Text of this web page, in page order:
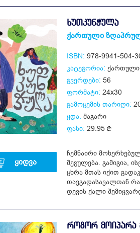
ყიდვა
ᲮᲣᲗᲙᲣᲜᲭᲣᲚᲐ
ქართული
ISBN: 978-9941-504-
კატეგორია: ქართული
გვერდები: 56
ფორმატი: 24x30
გამოცემის თარიღი:
ყდა: მაგარი
ფასი: 29.95
ჩემნაირი
მეგულება. გამიგია,
ცხრა მთას იქით
თავგადასავალთან
დევის ქალი
ᲠᲝᲒᲝᲠ ᲛᲝᲘᲞᲐᲠᲐ